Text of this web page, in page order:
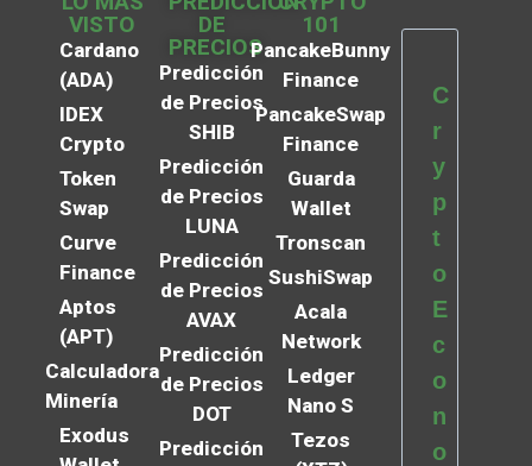
VISTO
Cardano
(ADA)
IDEX
Crypto
Token
Swap
Curve
Finance
Aptos
(APT)
Calculadora
Minería
Exodus
DE
PRECIOS
Predicción
de Precios
SHIB
Predicción
de Precios
LUNA
Predicción
de Precios
AVAX
Predicción
de Precios
DOT
Predicción
101
PancakeBunny
Finance
PancakeSwap
Finance
Guarda
Wallet
Tronscan
SushiSwap
Acala
Network
Ledger
Nano S
Tezos
C
r
y
p
t
o
E
c
o
n
o